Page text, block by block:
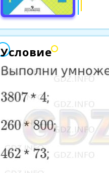
Условие